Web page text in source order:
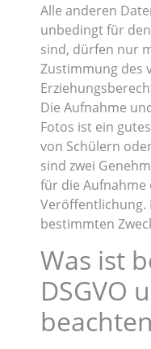
Alle anderen
unbedingt für
sind, dürfen nur
Zustimmung des
Die Aufnahme
Fotos ist ein
von Schülern
sind zwei
für die Aufnahme
Veröffentlichung.
bestimmten
Was ist
DSGVO